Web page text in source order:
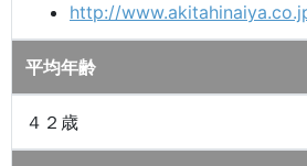
http://
平均年齢
４２歳